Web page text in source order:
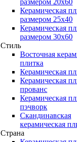
размером 20x60
Керамическая
размером 25x40
Керамическая
размером 30x60
Стиль
Восточная
плитка
Керамическая
Керамическая
прованс
Керамическая
пэчворк
Скандинавская
керамическая
Страна